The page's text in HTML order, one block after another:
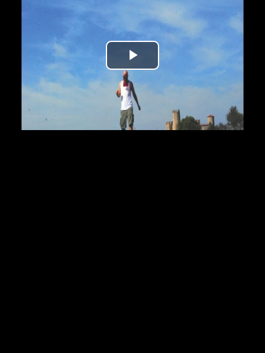
Play
Video